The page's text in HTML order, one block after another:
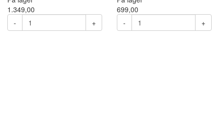
1.349,00
-
+
699,00
-
+